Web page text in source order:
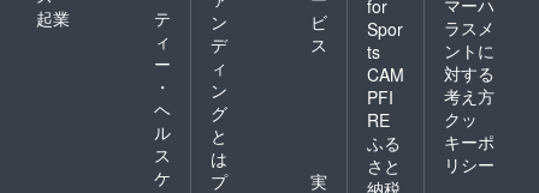
起業
テ
ィ
ー
・
ヘ
ル
ス
ケ
ン
デ
ィ
ン
グ
と
は
ビ
ス
プ
実
for
Spor
ts
CAM
PFI
RE
ふる
さと
マーハ
ラスメ
ントに
対する
考え方
クッ
キーポ
リシー